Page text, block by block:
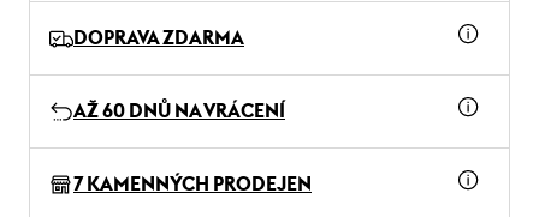
DOPRAVA ZDARMA
AŽ 60 DNŮ NA VRÁCENÍ
7 KAMENNÝCH PRODEJEN